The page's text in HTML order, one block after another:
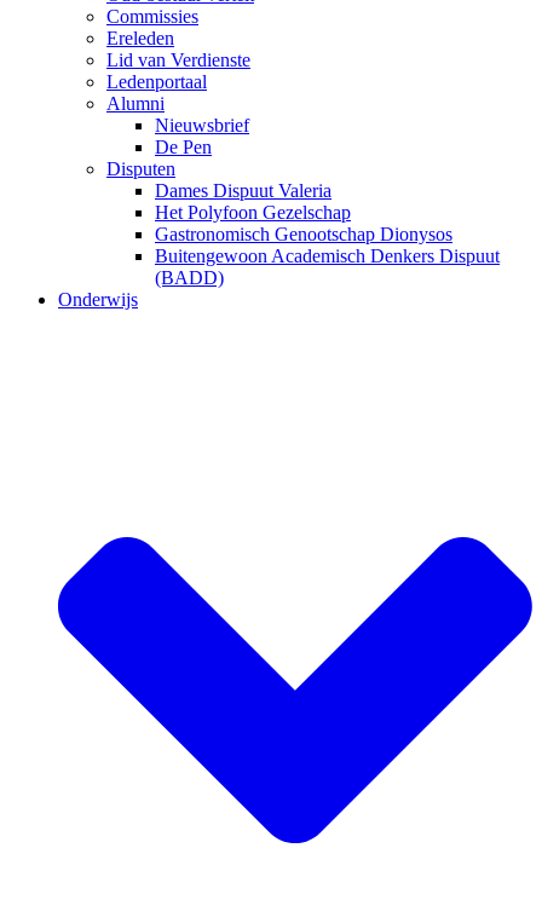
Commissies
Ereleden
Lid van Verdienste
Ledenportaal
Alumni
Nieuwsbrief
De Pen
Disputen
Dames Dispuut Valeria
Het Polyfoon Gezelschap
Gastronomisch Genootschap Dionysos
Buitengewoon Academisch Denkers Dispuut
(BADD)
Onderwijs